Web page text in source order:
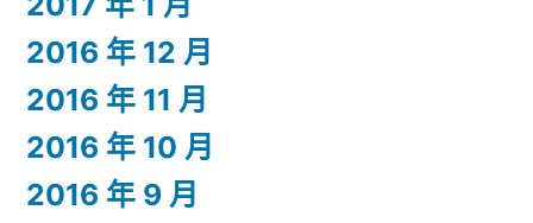
2016 年 12 月
2016 年 11 月
2016 年 10 月
2016 年 9 月